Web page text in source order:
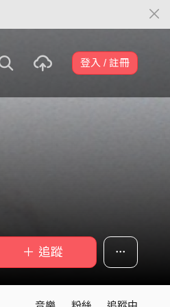
登入 / 註冊
＋ 追蹤